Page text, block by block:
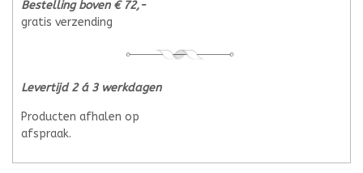
Bestelling boven € 72,-
gratis verzending
Levertijd 2 á 3 werkdagen
Producten afhalen op
afspraak.